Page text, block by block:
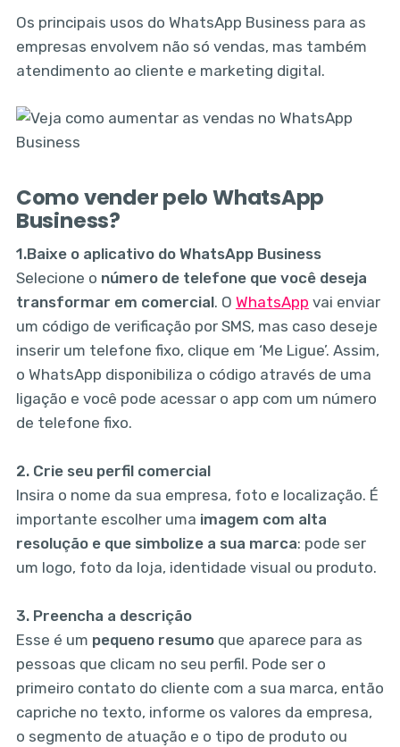
Os principais usos do WhatsApp Business para as
empresas envolvem não só vendas, mas também
atendimento ao cliente e marketing digital.
Como vender pelo WhatsApp
Business?
1.Baixe o aplicativo do WhatsApp Business
Selecione o número de telefone que você deseja
transformar em comercial. O WhatsApp vai enviar
um código de verificação por SMS, mas caso deseje
inserir um telefone fixo, clique em ‘Me Ligue’. Assim,
o WhatsApp disponibiliza o código através de uma
ligação e você pode acessar o app com um número
de telefone fixo.
2. Crie seu perfil comercial
Insira o nome da sua empresa, foto e localização. É
importante escolher uma imagem com alta
resolução e que simbolize a sua marca: pode ser
um logo, foto da loja, identidade visual ou produto.
3. Preencha a descrição
Esse é um pequeno resumoque aparece para as
pessoas que clicam no seu perfil. Pode ser o
primeiro contato do cliente com a sua marca, então
capriche no texto, informe os valores da empresa,
o segmento de atuação e o tipo de produto ou